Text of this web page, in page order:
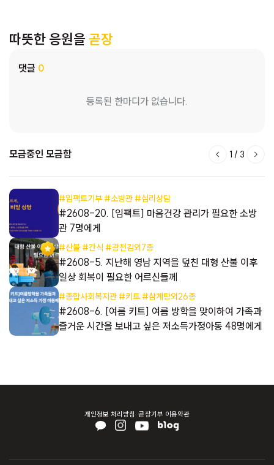
따뜻한 응원을 곧장
댓글 0
등록된 한마디가 없습니다.
모금중인 모금함 1 / 3
#임팩트기부 #소방관 #심리상담
#2608-20. [임팩트] 마음건강 관리가 필요한 소방
관 7명에게
#산불 #간식 #광천김외7종
#2608-5. 지난해 영남 지역을 덮친 대형 산불 이후
일상 회복이 필요한 어르신들께
#종합사회복지관 #키트 #삼계탕외26종
#2608-6. [여름 키트] 여름 방학을 맞이하여 가족과
즐거운 시간을 보내고 싶은 저소득가정아동 48명에게
개인정보 처리방침 곧장기부 이용약관